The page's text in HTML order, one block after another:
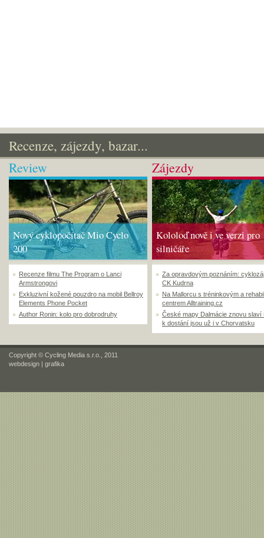
Recenze, zájezdy, bazar...
Review
Nový cyklopočítač Mio Cyclo
200
Recenze filmu The Program o Lanci
Armstrongovi
Exkluzivní kožené pouzdro na mobil Bellroy
Elements Phone Pocket
Author Ronin: kolo pro dobrodruhy
Zájezdy
Kololoď nově i ve verzi pro
silničáře
Za opravdovým poznáním:
CK Kudrna
Na Mallorcu s tréninkovým a
centrem Alltraining.cz
České mapy Dalmácie znovu slaví
k dostání jsou už i v Chorvatsku
Copyright © Cycling Media s.r.o., 2011
webdesign | grafika